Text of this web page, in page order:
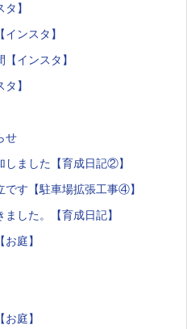
】
ンスタ】
インスタ】
】
せ
しました【育成日記②】
す【駐車場拡張工事④】
した。【育成日記】
庭】
庭】